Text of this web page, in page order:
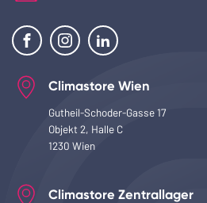
Climastore Wien
Gutheil-Schoder-Gasse 17
Objekt 2, Halle C
1230 Wien
Climastore Zentrallager